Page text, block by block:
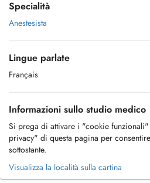
Specialità
Anestesista
Lingue parlate
Français
Informazioni sullo studio medico
Si prega di attivare i "cookie
privacy" di questa pagina per
sottostante.
Visualizza la località sulla cartina